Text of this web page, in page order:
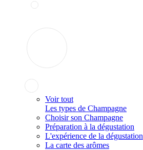
Voir tout
Les types de Champagne
Choisir son Champagne
Préparation à la dégustation
L'expérience de la dégustation
La carte des arômes